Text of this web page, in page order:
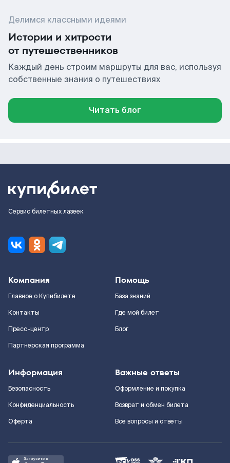
Делимся классными идеями
Истории и хитрости
от путешественников
Каждый день строим маршруты для вас, используя
собственные знания о путешествиях
Читать блог
Сервис билетных лазеек
Компания
Главное о Купибилете
Контакты
Пресс-центр
Партнерская программа
Помощь
База знаний
Где мой билет
Блог
Информация
Безопасность
Конфиденциальность
Оферта
Важные ответы
Оформление и покупка
Возврат и обмен билета
Все вопросы и ответы